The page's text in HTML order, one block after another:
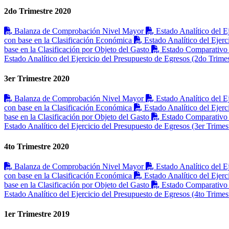
2do Trimestre 2020
Balanza de Comprobación Nivel Mayor
Estado Analítico del
con base en la Clasificación Económica
Estado Analítico del
base en la Clasificación por Objeto del Gasto
Estado Comparativo
Estado Analítico del Ejercicio del Presupuesto de Egresos (2do
3er Trimestre 2020
Balanza de Comprobación Nivel Mayor
Estado Analítico del
con base en la Clasificación Económica
Estado Analítico del
base en la Clasificación por Objeto del Gasto
Estado Comparativo
Estado Analítico del Ejercicio del Presupuesto de Egresos (3er
4to Trimestre 2020
Balanza de Comprobación Nivel Mayor
Estado Analítico del
con base en la Clasificación Económica
Estado Analítico del
base en la Clasificación por Objeto del Gasto
Estado Comparativo
Estado Analítico del Ejercicio del Presupuesto de Egresos (4to
1er Trimestre 2019